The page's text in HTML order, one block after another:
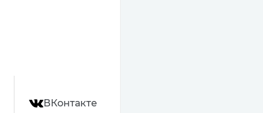
ВКонтакте